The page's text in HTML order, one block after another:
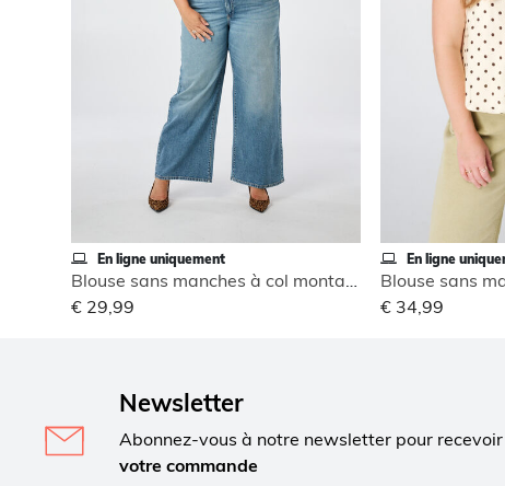
En ligne uniquement
€ 29,99
En ligne
€ 34,99
Newsletter
Abonnez-vous à notre newsletter pour recevoir
votre commande